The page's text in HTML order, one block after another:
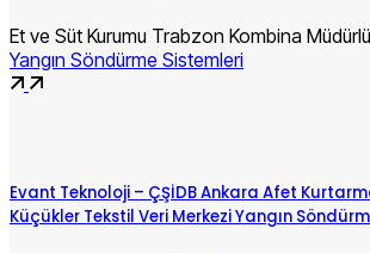
Et ve Süt Kurumu Trabzon Kombina
Yangın Söndürme Sistemleri
Evant Teknoloji – ÇŞİDB Ankara Afet
Küçükler Tekstil Veri Merkezi Yangın